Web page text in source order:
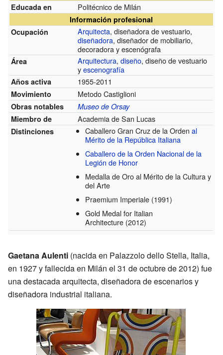
Educada en
Politécnico de Milán
Información profesional
Ocupación
Arquitecta, diseñadora de vestuario,
diseñadora, diseñador de mobiliario,
decoradora y escenógrafa
Área Arquitectura,diseño, diseño de vestuario
yescenografía
Años activa 1955-2011
Movimiento Metodo Castiglioni
Obras notables
Museo de Orsay
Miembro de
Academia de San Lucas
Distinciones Caballero Gran Cruz de la Orden al
Mérito de la República Italiana
Caballero de la Orden Nacional de la
Legión de Honor
Medalla de Oro al Mérito de la Cultura y
del Arte
Praemium Imperiale (1991)
Gold Medal for Italian
Architecture (2012)
Gaetana Aulenti (nacida en Palazzolo dello Stella, Italia,
en 1927 y fallecida en Milán el 31 de octubre de 2012) fue
una destacada arquitecta, diseñadora de escenarios y
diseñadora industrial italiana.